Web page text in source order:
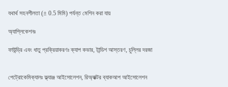
যথার্থ সহনশীলতা (± 0.5 মিমি) পর্যন্ত মেশিন করা যায়
অ্যাপ্লিকেশনঃ
ফাউন্ড্রি এবং ধাতু প্রক্রিয়াকরণঃ ক্যাপ কভার, টান্ডিশ আস্তরণ, চুল্লির দরজা
পেট্রোকেমিক্যালঃ ফ্ল্যাঞ্জ আইসোলেশন, রিঅ্যাক্টর ব্যাকআপ আইসোলেশন